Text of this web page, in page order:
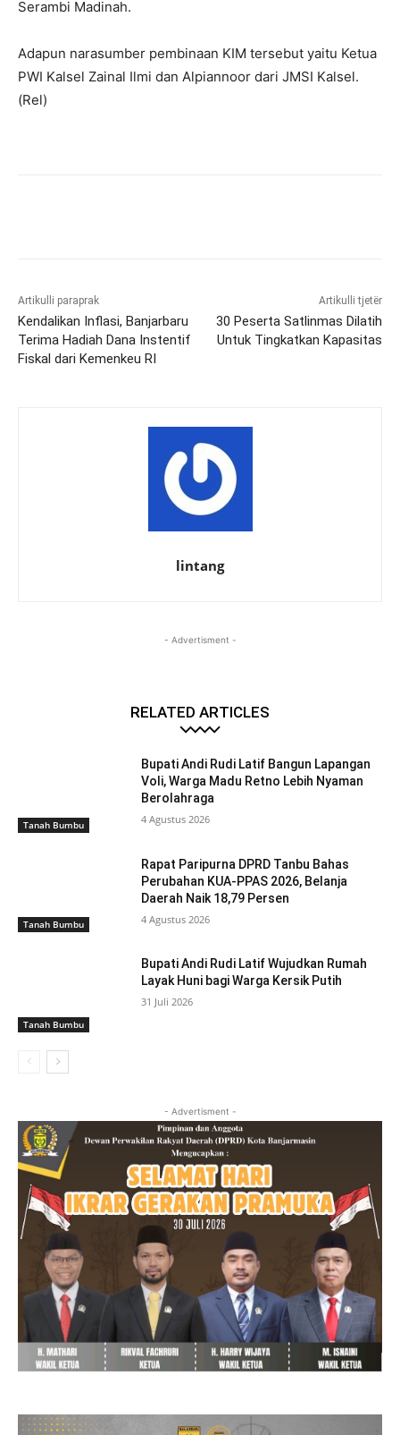
Serambi Madinah.
Adapun narasumber pembinaan KIM tersebut yaitu Ketua
PWI Kalsel Zainal Ilmi dan Alpiannoor dari JMSI Kalsel.
(Rel)
Artikulli paraprak
Kendalikan Inflasi, Banjarbaru
Terima Hadiah Dana Instentif
Fiskal dari Kemenkeu RI
Artikulli tjetër
30 Peserta Satlinmas Dilatih
Untuk Tingkatkan Kapasitas
lintang
- Advertisment -
RELATED ARTICLES
Tanah Bumbu
Bupati Andi Rudi Latif Bangun Lapangan
Voli, Warga Madu Retno Lebih Nyaman
Berolahraga
4 Agustus 2026
Tanah Bumbu
Rapat Paripurna DPRD Tanbu Bahas
Perubahan KUA-PPAS 2026, Belanja
Daerah Naik 18,79 Persen
4 Agustus 2026
Tanah Bumbu
Bupati Andi Rudi Latif Wujudkan Rumah
Layak Huni bagi Warga Kersik Putih
31 Juli 2026
- Advertisment -